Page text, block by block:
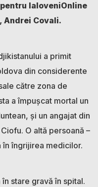
IaloveniOnline
Andrei Covali.
a primit
din considerente
către zona de
a împușcat mortal un
și un angajat din
O altă persoană –
în îngrijirea medicilor.
stare gravă în spital.